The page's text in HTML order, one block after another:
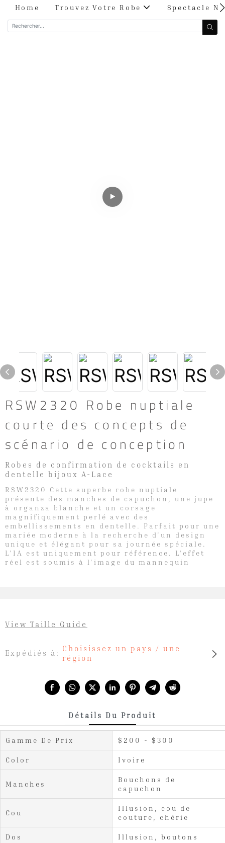
Home Trouvez Votre Robe Spectacle
RSW2320 Robe nuptiale
courte des concepts de
scénario de conception
Robes de confirmation de cocktails en
dentelle bijoux A-Lace
RSW2320 Cette superbe robe nuptiale
présente des manches de capuchon, une jupe
à organza blanche et un corsage
magnifiquement perlé avec des
embellissements en dentelle. Parfait pour une
mariée moderne à la recherche d'un design
unique et élégant pour sa journée spéciale.
L'IA est uniquement pour référence. L'effet
réel est soumis à l'image du mannequin
Expédiés à:
Choisissez un pays / une
région
View Taille Guide
Détails Du Produit
Gamme De Prix $200 - $300
Color Ivoire
Manches
Bouchons de
capuchon
Cou
Illusion, cou de
couture, chérie
Dos Illusion, boutons